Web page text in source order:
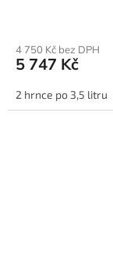
4 750 Kč bez DPH
5 747 Kč
2 hrnce po 3,5 litru